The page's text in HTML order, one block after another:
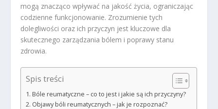
mogą znacząco wpływać na jakość życia, ograniczając
codzienne funkcjonowanie. Zrozumienie tych
dolegliwości oraz ich przyczyn jest kluczowe dla
skutecznego zarządzania bólem i poprawy stanu
zdrowia.
Spis treści
Bóle reumatyczne – co to jest i jakie są ich przyczyny?
Objawy bóli reumatycznych – jak je rozpoznać?